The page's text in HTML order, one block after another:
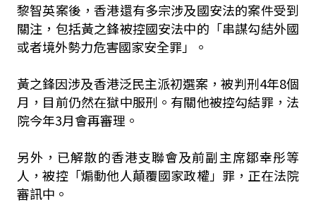
黎智英案後，香港還有多宗涉及國安法的案件受到
關注，包括黃之鋒被控國安法中的「串謀勾結外國
或者境外勢力危害國家安全罪」。
黃之鋒因涉及香港泛民主派初選案，被判刑4年8個
月，目前仍然在獄中服刑。有關他被控勾結罪，法
院今年3月會再審理。
另外，已解散的香港支聯會及前副主席鄒幸彤等
人，被控「煽動他人顛覆國家政權」罪，正在法院
審訊中。